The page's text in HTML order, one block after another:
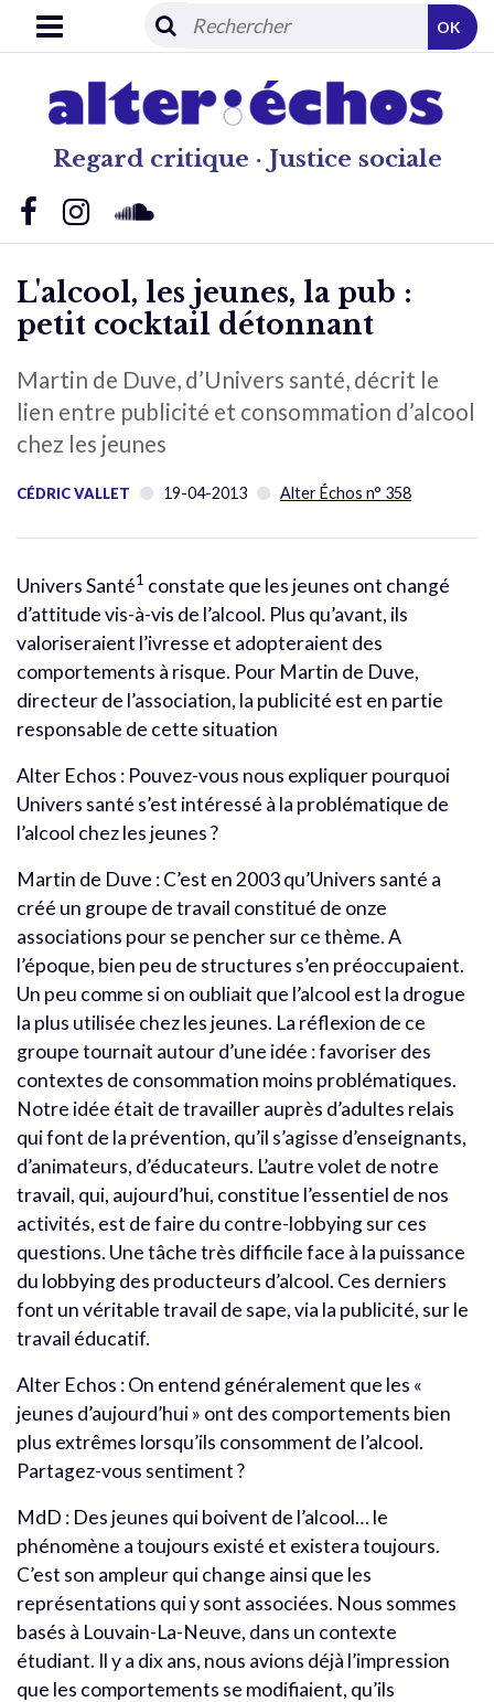
Regard critique · Justice sociale
OK
L'alcool, les jeunes, la pub :
petit cocktail détonnant
Martin de Duve, d’Univers santé, décrit le
lien entre publicité et consommation d’alcool
chez les jeunes
CÉDRIC VALLET 19-04-2013 Alter Échos n° 358
Univers Santé1 constate que les jeunes ont changé
d’attitude vis-à-vis de l’alcool. Plus qu’avant, ils
valoriseraient l’ivresse et adopteraient des
comportements à risque. Pour Martin de Duve,
directeur de l’association, la publicité est en partie
responsable de cette situation
Alter Echos : Pouvez-vous nous expliquer pourquoi
Univers santé s’est intéressé à la problématique de
l’alcool chez les jeunes ?
Martin de Duve : C’est en 2003 qu’Univers santé a
créé un groupe de travail constitué de onze
associations pour se pencher sur ce thème. A
l’époque, bien peu de structures s’en préoccupaient.
Un peu comme si on oubliait que l’alcool est la drogue
la plus utilisée chez les jeunes. La réflexion de ce
groupe tournait autour d’une idée : favoriser des
contextes de consommation moins problématiques.
Notre idée était de travailler auprès d’adultes relais
qui font de la prévention, qu’il s’agisse d’enseignants,
d’animateurs, d’éducateurs. L’autre volet de notre
travail, qui, aujourd’hui, constitue l’essentiel de nos
activités, est de faire du contre-lobbying sur ces
questions. Une tâche très difficile face à la puissance
du lobbying des producteurs d’alcool. Ces derniers
font un véritable travail de sape, via la publicité, sur le
travail éducatif.
Alter Echos : On entend généralement que les «
jeunes d’aujourd’hui » ont des comportements bien
plus extrêmes lorsqu’ils consomment de l’alcool.
Partagez-vous sentiment ?
MdD : Des jeunes qui boivent de l’alcool… le
phénomène a toujours existé et existera toujours.
C’est son ampleur qui change ainsi que les
représentations qui y sont associées. Nous sommes
basés à Louvain-La-Neuve, dans un contexte
étudiant. Il y a dix ans, nous avions déjà l’impression
que les comportements se modifiaient, qu’ils